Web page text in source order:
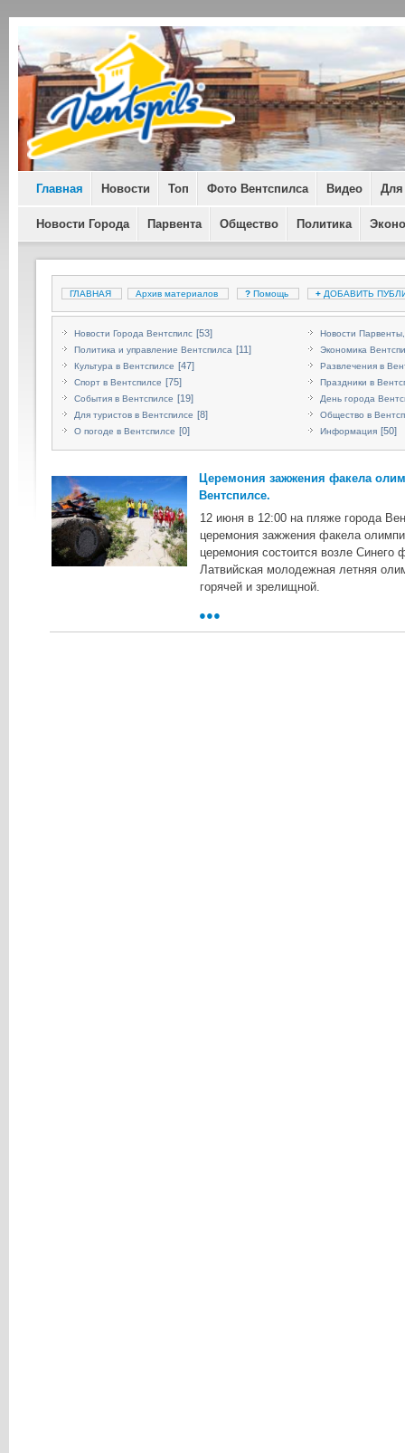
Главная Новости Топ Фото Вентспилса Видео Для
Новости Города Парвента Общество Политика
ГЛАВНАЯ Архив материалов ? Помощь + ДОБАВИТЬ
Новости Города Вентспилс [53]
Новости
Политика и управление Вентспилса [11]
Экономика
Культура в Вентспилсе [47]
Развлечения в
Спорт в Вентспилсе [75]
Праздники в
События в Вентспилсе [19]
День города
Для туристов в Вентспилсе [8]
Общество в
О погоде в Вентспилсе [0] Информация [50]
Церемония зажжения факела
Вентспилсе.
12 июня в 12:00 на пляже города
церемония зажжения факела
церемония состоится возле
Латвийская молодежная летняя
горячей и зрелищной.
●●●